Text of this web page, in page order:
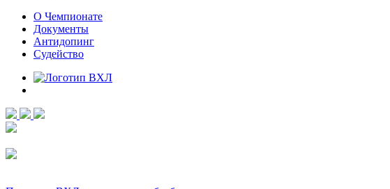
О Чемпионате
Документы
Антидопинг
Судейство